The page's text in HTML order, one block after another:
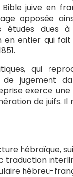
juive en
opposée
études dues
en entier qui
qui
de jugement
exerce
de juifs. Il
hébraïque,
traduction
hébreu-